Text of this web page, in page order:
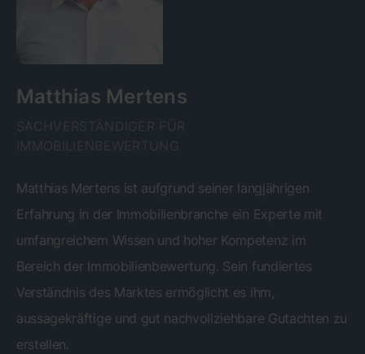
Matthias Mertens
Matthias Mertens ist aufgrund seiner langjährigen
Erfahrung in der Immobilienbranche ein Experte mit
umfangreichem Wissen und hoher Kompetenz im
Bereich der Immobilienbewertung. Sein fundiertes
Verständnis des Marktes ermöglicht es ihm,
aussagekräftige und gut nachvollziehbare Gutachten zu
erstellen.